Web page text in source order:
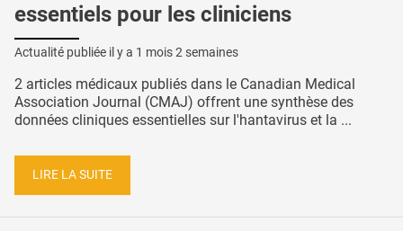
essentiels pour les cliniciens
Actualité publiée il y a 1 mois 2 semaines
2 articles médicaux publiés dans le Canadian Medical
Association Journal (CMAJ) offrent une synthèse des
données cliniques essentielles sur l'hantavirus et la ...
LIRE LA SUITE